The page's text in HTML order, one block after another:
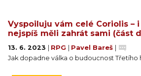
Vyspoiluju vám celé Coriolis –
nejspíš měli zahrát sami (část
13. 6. 2023 | RPG | Pavel Bareš |
Jak dopadne válka o budoucnost Třetího